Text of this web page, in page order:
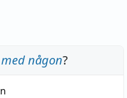
någon?